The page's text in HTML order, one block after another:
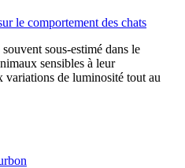
le comportement des chats
sous-estimé dans le
sensibles à leur
variations de luminosité tout au